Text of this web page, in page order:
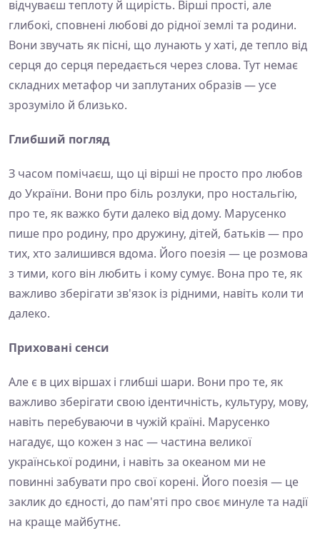
відчуваєш теплоту й щирість. Вірші прості, але
глибокі, сповнені любові до рідної землі та родини.
Вони звучать як пісні, що лунають у хаті, де тепло від
серця до серця передається через слова. Тут немає
складних метафор чи заплутаних образів — усе
зрозуміло й близько.
Глибший погляд
З часом помічаєш, що ці вірші не просто про любов
до України. Вони про біль розлуки, про ностальгію,
про те, як важко бути далеко від дому. Марусенко
пише про родину, про дружину, дітей, батьків — про
тих, хто залишився вдома. Його поезія — це розмова
з тими, кого він любить і кому сумує. Вона про те, як
важливо зберігати зв'язок із рідними, навіть коли ти
далеко.
Приховані сенси
Але є в цих віршах і глибші шари. Вони про те, як
важливо зберігати свою ідентичність, культуру, мову,
навіть перебуваючи в чужій країні. Марусенко
нагадує, що кожен з нас — частина великої
української родини, і навіть за океаном ми не
повинні забувати про свої корені. Його поезія — це
заклик до єдності, до пам'яті про своє минуле та надії
на краще майбутнє.